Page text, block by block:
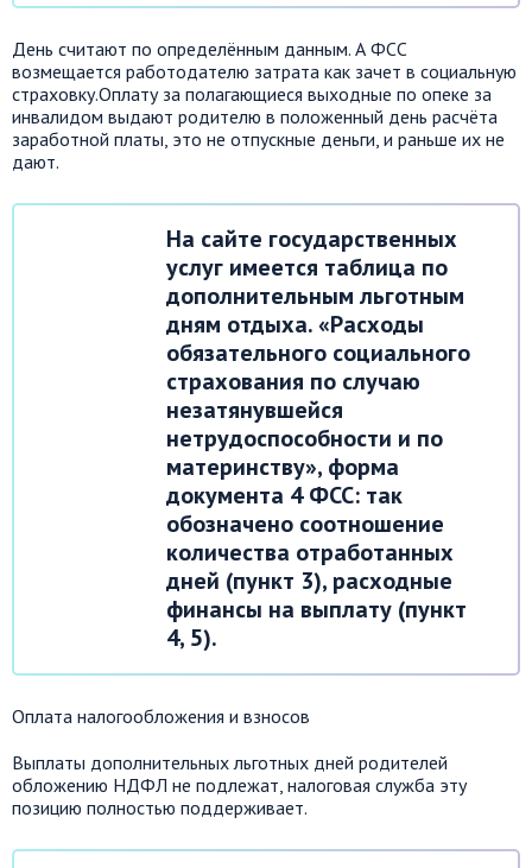
День считают по определённым данным. А ФСС
возмещается работодателю затрата как зачет в социальную
страховку.Оплату за полагающиеся выходные по опеке за
инвалидом выдают родителю в положенный день расчёта
заработной платы, это не отпускные деньги, и раньше их не
дают.
На сайте государственных
услуг имеется таблица по
дополнительным льготным
дням отдыха. «Расходы
обязательного социального
страхования по случаю
незатянувшейся
нетрудоспособности и по
материнству», форма
документа 4 ФСС: так
обозначено соотношение
количества отработанных
дней (пункт 3), расходные
финансы на выплату (пункт
4, 5).
Оплата налогообложения и взносов
Выплаты дополнительных льготных дней родителей
обложению НДФЛ не подлежат, налоговая служба эту
позицию полностью поддерживает.